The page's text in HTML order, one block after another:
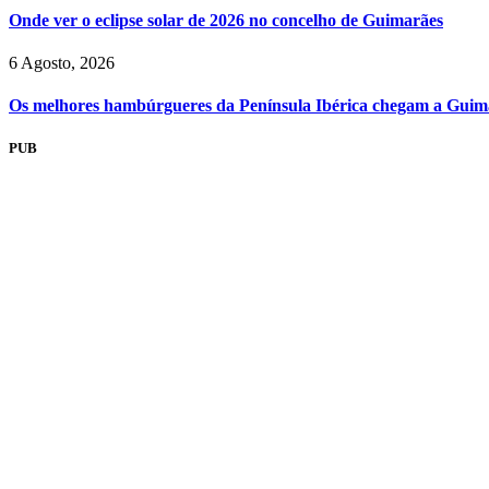
Onde ver o eclipse solar de 2026 no concelho de Guimarães
6 Agosto, 2026
Os melhores hambúrgueres da Península Ibérica chegam a
PUB